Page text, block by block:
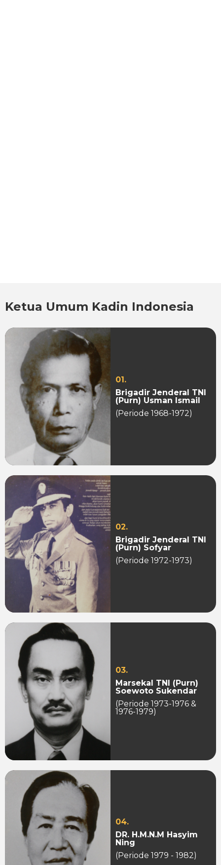
Ketua Umum Kadin Indonesia
01.
Brigadir Jenderal TNI
(Purn) Usman Ismail
(Periode 1968-1972)
02.
Brigadir Jenderal TNI
(Purn) Sofyar
(Periode 1972-1973)
03.
Marsekal TNI (Purn)
Soewoto Sukendar
(Periode 1973-1976 &
1976-1979)
04.
DR. H.M.N.M Hasyim
Ning
(Periode 1979 - 1982)